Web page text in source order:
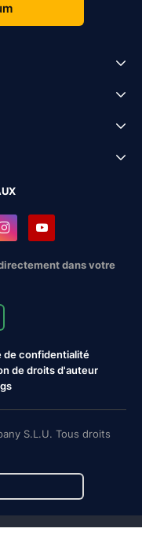
dans votre
de confidentialité
de droits d'auteur
S.L.U. Tous droits